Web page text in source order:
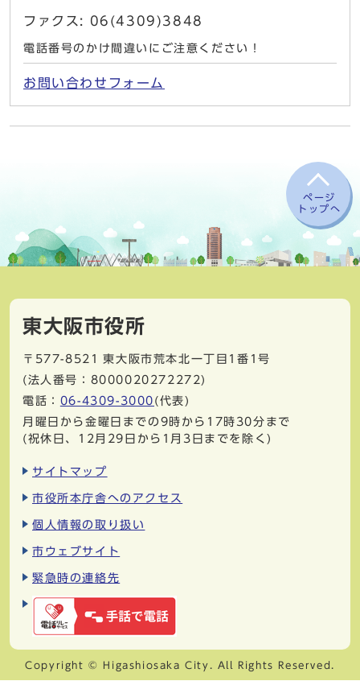
ファクス: 06(4309)3848
電話番号のかけ間違いにご注意ください！
お問い合わせフォーム
ページ
トップへ
東大阪市役所
〒577-8521
東大阪市荒本北一丁目1番1号
(法人番号：8000020272272)
電話： 06-4309-3000 (代表)
月曜日から金曜日までの9時から17時30分まで
(祝休日、12月29日から1月3日までを除く)
サイトマップ
市役所本庁舎へのアクセス
個人情報の取り扱い
市ウェブサイト
緊急時の連絡先
Copyright © Higashiosaka City. All Rights Reserved.